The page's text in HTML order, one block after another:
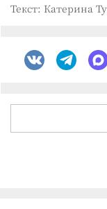
Текст: Катерина